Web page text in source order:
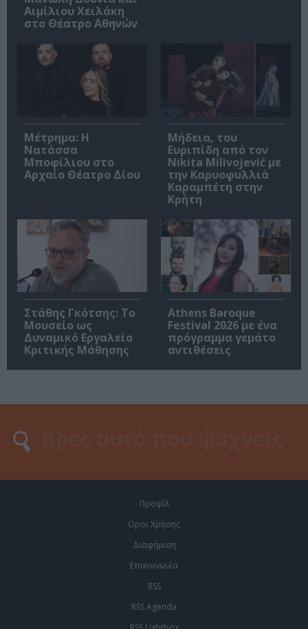
Αιμίλιου Χειλάκη
στο Θέατρο Αθηνών
Μέτρημα: Η
Νατάσσα
Μποφίλιου στο
Αρχαίο Θέατρο Δίου
Μήδεια, του
Ευριπίδη από τον
Nikita Milivojević με
την Καρυοφυλλιά
Καραμπέτη στην
Κρήτη
Στάθης Γκότσης: Το
Μουσείο ως
Δυναμικό Εργαλείο
Κριτικής Μάθησης
Athens Baroque
Festival 2026 με ένα
πρόγραμμα γεμάτο
αντιθέσεις
Προφίλ
Οροι Χρήσης
Διαφήμιση
Επικοινωνία
RSS
RSS Agenda